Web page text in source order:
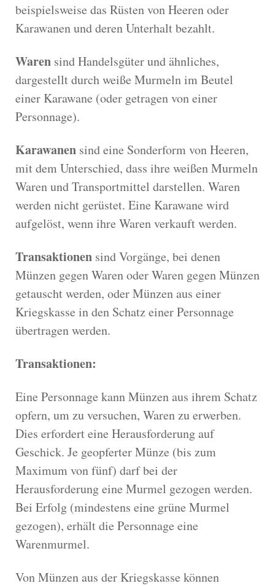
beispielsweise das Rüsten von Heeren oder
Karawanen und deren Unterhalt bezahlt.
Waren sind Handelsgüter und ähnliches,
dargestellt durch weiße Murmeln im Beutel
einer Karawane (oder getragen von einer
Personnage).
Karawanen sind eine Sonderform von Heeren,
mit dem Unterschied, dass ihre weißen Murmeln
Waren und Transportmittel darstellen. Waren
werden nicht gerüstet. Eine Karawane wird
aufgelöst, wenn ihre Waren verkauft werden.
Transaktionen sind Vorgänge, bei denen
Münzen gegen Waren oder Waren gegen Münzen
getauscht werden, oder Münzen aus einer
Kriegskasse in den Schatz einer Personnage
übertragen werden.
Transaktionen:
Eine Personnage kann Münzen aus ihrem Schatz
opfern, um zu versuchen, Waren zu erwerben.
Dies erfordert eine Herausforderung auf
Geschick. Je geopferter Münze (bis zum
Maximum von fünf) darf bei der
Herausforderung eine Murmel gezogen werden.
Bei Erfolg (mindestens eine grüne Murmel
gezogen), erhält die Personnage eine
Warenmurmel.
Von Münzen aus der Kriegskasse können